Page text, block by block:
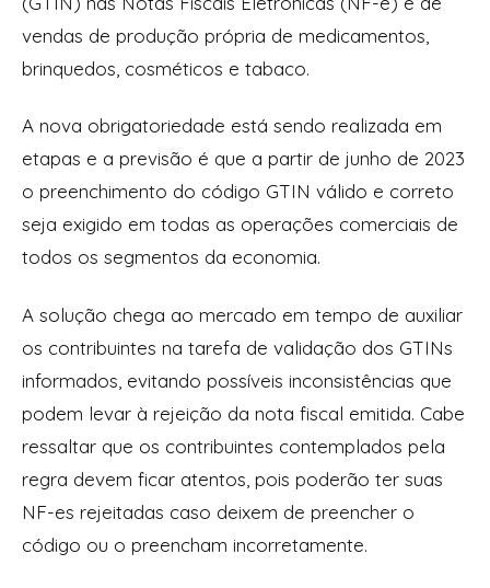
vendas de produção própria de medicamentos,
brinquedos, cosméticos e tabaco.
A nova obrigatoriedade está sendo realizada em
etapas e a previsão é que a partir de junho de 2023
o preenchimento do código GTIN válido e correto
seja exigido em todas as operações comerciais de
todos os segmentos da economia.
A solução chega ao mercado em tempo de auxiliar
os contribuintes na tarefa de validação dos GTINs
informados, evitando possíveis inconsistências que
podem levar à rejeição da nota fiscal emitida. Cabe
ressaltar que os contribuintes contemplados pela
regra devem ficar atentos, pois poderão ter suas
NF-es rejeitadas caso deixem de preencher o
código ou o preencham incorretamente.